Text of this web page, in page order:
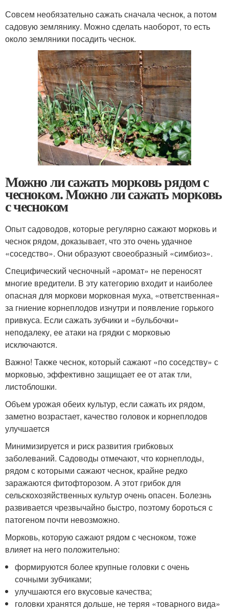
Совсем необязательно сажать сначала чеснок, а потом
садовую землянику. Можно сделать наоборот, то есть
около земляники посадить чеснок.
Можно ли сажать морковь рядом с
чесноком. Можно ли сажать морковь
с чесноком
Опыт садоводов, которые регулярно сажают морковь и
чеснок рядом, доказывает, что это очень удачное
«соседство». Они образуют своеобразный «симбиоз».
Специфический чесночный «аромат» не переносят
многие вредители. В эту категорию входит и наиболее
опасная для моркови морковная муха, «ответственная»
за гниение корнеплодов изнутри и появление горького
привкуса. Если сажать зубчики и «бульбочки»
неподалеку, ее атаки на грядки с морковью
исключаются.
Важно! Также чеснок, который сажают «по соседству» с
морковью, эффективно защищает ее от атак тли,
листоблошки.
Объем урожая обеих культур, если сажать их рядом,
заметно возрастает, качество головок и корнеплодов
улучшается
Минимизируется и риск развития грибковых
заболеваний. Садоводы отмечают, что корнеплоды,
рядом с которыми сажают чеснок, крайне редко
заражаются фитофторозом. А этот грибок для
сельскохозяйственных культур очень опасен. Болезнь
развивается чрезвычайно быстро, поэтому бороться с
патогеном почти невозможно.
Морковь, которую сажают рядом с чесноком, тоже
влияет на него положительно:
формируются более крупные головки с очень
сочными зубчиками;
улучшаются его вкусовые качества;
головки хранятся дольше, не теряя «товарного вида»